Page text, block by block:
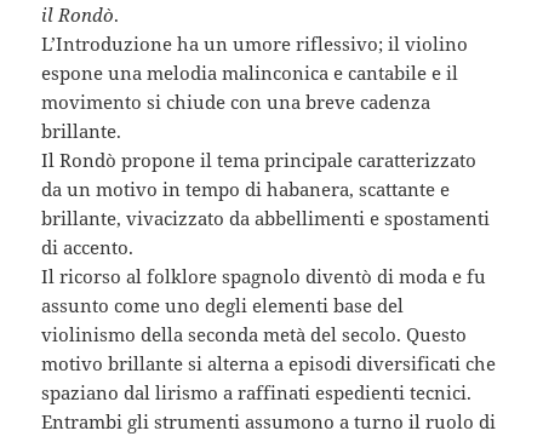
il Rondò.
L’Introduzione ha un umore riflessivo; il violino
espone una melodia malinconica e cantabile e il
movimento si chiude con una breve cadenza
brillante.
Il Rondò propone il tema principale caratterizzato
da un motivo in tempo di habanera, scattante e
brillante, vivacizzato da abbellimenti e spostamenti
di accento.
Il ricorso al folklore spagnolo diventò di moda e fu
assunto come uno degli elementi base del
violinismo della seconda metà del secolo. Questo
motivo brillante si alterna a episodi diversificati che
spaziano dal lirismo a raffinati espedienti tecnici.
Entrambi gli strumenti assumono a turno il ruolo di